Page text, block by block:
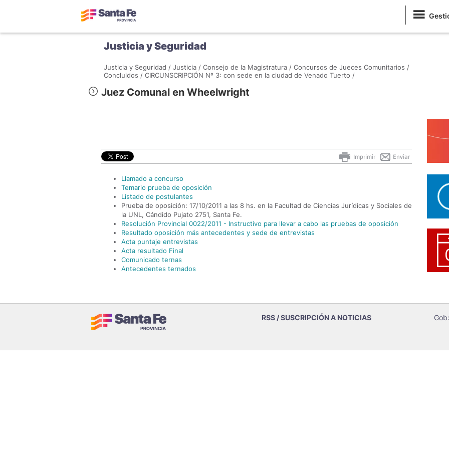
Justicia y Seguridad
Justicia y Seguridad / Justicia / Consejo de la Magistratura / Concursos de Jueces Comunitarios /
Concluidos / CIRCUNSCRIPCIÓN Nº 3: con sede en la ciudad de Venado Tuerto /
Juez Comunal en Wheelwright
Enviar
Imprimir
Llamado a concurso
Temario prueba de oposición
Listado de postulantes
Prueba de oposición: 17/10/2011 a las 8 hs. en la Facultad de Ciencias Jurídicas y Sociales de
la UNL, Cándido Pujato 2751, Santa Fe.
Resolución Provincial 0022/2011 - Instructivo para llevar a cabo las pruebas de oposición
Resultado oposición más antecedentes y sede de entrevistas
Acta puntaje entrevistas
Acta resultado Final
Comunicado ternas
Antecedentes ternados
RSS / SUSCRIPCIÓN A NOTICIAS